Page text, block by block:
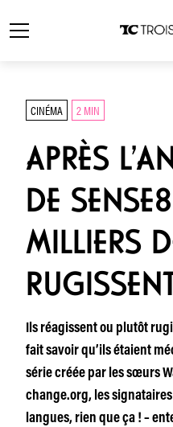
CINÉMA 2 MIN
APRÈS
DE
MILLIERS
Ils réagissent ou plutôt
fait savoir qu’ils étaient
série créée par les sœurs
change.org, les
langues, rien que ça ! –